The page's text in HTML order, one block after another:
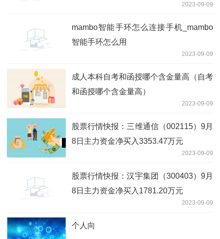
2023-09-09
mambo智能手环怎么连接手机_mambo
智能手环怎么用
2023-09-09
成人本科自考和函授哪个含金量高（自考
和函授哪个含金量高）
2023-09-09
股票行情快报：三维通信（002115）9月
8日主力资金净买入3353.47万元
2023-09-09
股票行情快报：汉宇集团（300403）9月
8日主力资金净买入1781.20万元
2023-09-09
个人向